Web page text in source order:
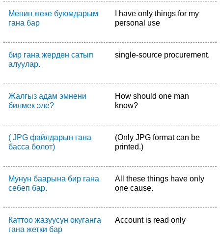
Менин жеке буюмдарым
гана бар
I have only things for my
personal use
бир гана жерден сатып
алуулар.
single-source procurement.
Жалгыз адам эмнени
билмек эле?
How should one man
know?
( JPG файлдарын гана
басса болот)
(Only JPG format can be
printed.)
Мунун баарына бир гана
себеп бар.
All these things have only
one cause.
Каттоо жазуусун окуганга
гана жетки бар
Account is read only